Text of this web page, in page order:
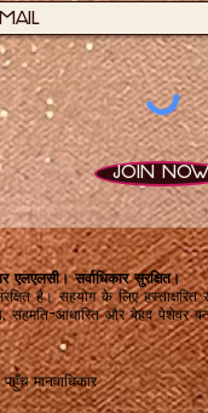
Join
सर्वाधिकार सुरक्षित।
है। सहयोग के लिए
सहमति-आधारित और बेहद पेशेवर
पहुँच मानवाधिकार